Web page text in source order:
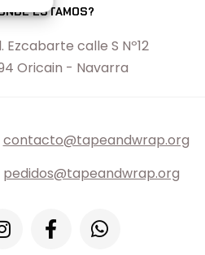
ESTAMOS?
Ezcabarte calle S Nº12
Oricain - Navarra
contacto@tapeandwrap.org
pedidos@tapeandwrap.org